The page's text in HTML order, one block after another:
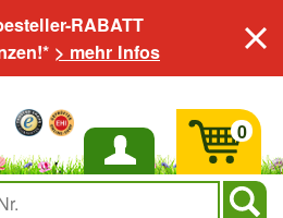
RABATT
> mehr Infos
Anmelden
0